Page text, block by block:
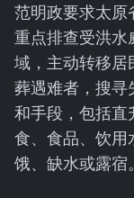
范明政要求太原
重点排查受洪水
域，主动转移居
葬遇难者，搜寻
和手段，包括直
食、食品、饮用
饿、缺水或露宿。